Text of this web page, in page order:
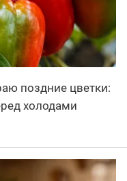
поздние цветки:
холодами